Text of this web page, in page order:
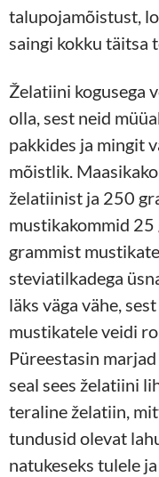
talupojamõistust,
saingi kokku täitsa
Želatiini kogusega
olla, sest neid
pakkides ja mingit
mõistlik.
želatiinist ja 250
mustikakommid
grammist
steviatilkadega
läks väga vähe,
mustikatele veidi
Püreestasin
seal sees želatiini
teraline želatiin,
tundusid olevat
natukeseks tulele